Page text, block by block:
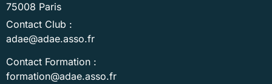
75008 Paris
Contact Club :
adae@adae.asso.fr
Contact Formation :
formation@adae.asso.fr